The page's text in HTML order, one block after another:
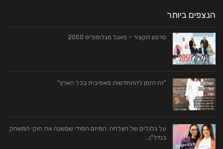
הנצפים ביותר
סרטון תקציר – פאנל מגלופוליס 2050
"זה הזמן להתחדשות מאסיבית בכל הארץ"
על גלגלים של הצלחה: המיזם הסודי שמשנה את חוקי המשחק
בנדל"ן…